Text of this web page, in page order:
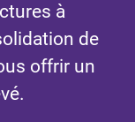
à
de
offrir un